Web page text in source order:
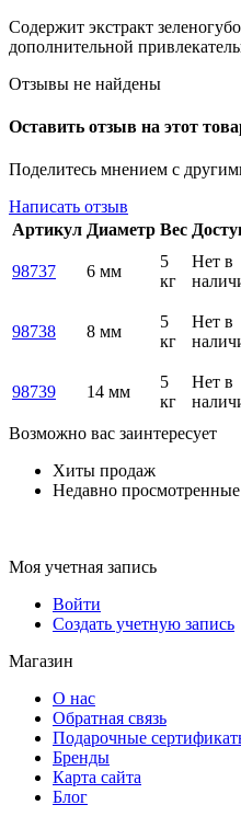
Содержит экстракт
дополнительной
Отзывы не найдены
Оставить отзыв на этот
Поделитесь мнением с
Написать отзыв
Артикул Диаметр Вес
98737 6 мм
5
кг
Нет в
98738 8 мм
5
кг
Нет в
98739 14 мм
5
кг
Нет в
Возможно вас заинтересует
Хиты продаж
Недавно просмотренные
Моя учетная запись
Войти
Создать учетную запись
Магазин
О нас
Обратная связь
Подарочные
Бренды
Карта сайта
Блог